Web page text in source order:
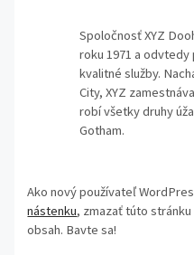
Spoločnosť XYZ
roku 1971 a
kvalitné služby.
City, XYZ
robí všetky druhy
Gotham.
Ako nový používateľ
nástenku, zmazať túto
obsah. Bavte sa!